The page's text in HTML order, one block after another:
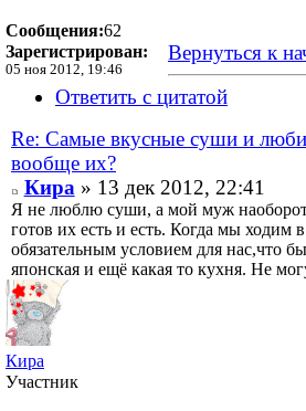
Сообщения:62
Зарегистрирован:
05 ноя 2012, 19:46
Вернуться к
Ответить с цитатой
Re: Самые вкусные суши и
вообще их?
Кира» 13 дек 2012, 22:41
Я не люблю суши, а мой муж
готов их есть и есть. Когда мы ходим
обязательным условием для нас,что
японская и ещё какая то кухня. Не
Кира
Участник